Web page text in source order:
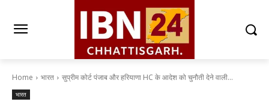
Home भारत सुप्रीम कोर्ट पंजाब और हरियाणा HC के आदेश को चुनौती देने वाली...
भारत